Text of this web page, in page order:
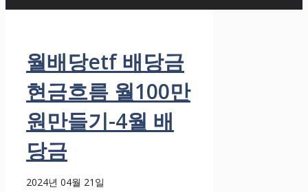
월배당etf 배당금
현금흐름 월100만
원만들기-4월 배
당금
2024년 04월 21일